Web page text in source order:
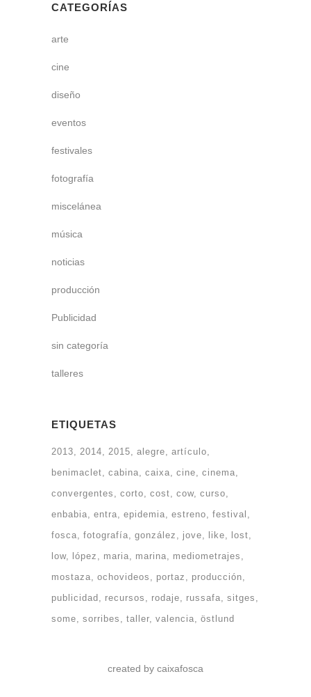
CATEGORÍAS
arte
cine
diseño
eventos
festivales
fotografía
miscelánea
música
noticias
producción
Publicidad
sin categoría
talleres
ETIQUETAS
2013 2014 2015 alegre
artículo
benimaclet
cabina caixa cine
cinema
convergentes
corto cost cow curso
enbabia
entra epidemia estreno
festival
fosca
fotografía gonzález jove like
lost
low
lópez maria marina
mediometrajes
mostaza
ochovideos portaz
producción
publicidad
recursos rodaje russafa
sitges
some
sorribes taller valencia östlund
created by caixafosca